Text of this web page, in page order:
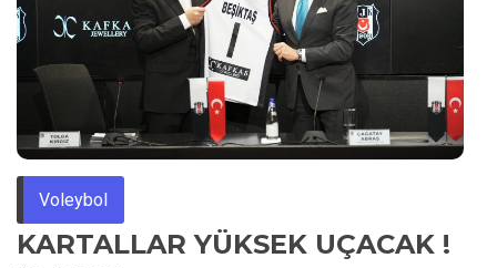
Voleybol
KARTALLAR YÜKSEK UÇACAK !